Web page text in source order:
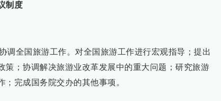
制度
全国旅游工作。对全国旅游工作进行宏观指导；提出
策；协调解决旅游业改革发展中的重大问题；研究旅游
；完成国务院交办的其他事项。